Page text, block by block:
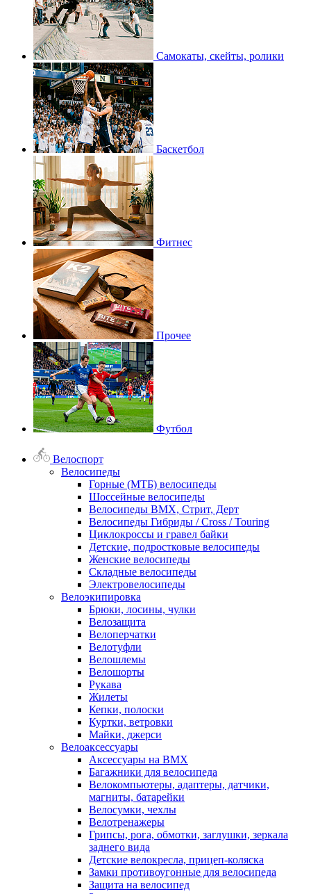
Самокаты, скейты, ролики
Баскетбол
Фитнес
Прочее
Футбол
Велоспорт
Велосипеды
Горные (МТБ) велосипеды
Шоссейные велосипеды
Велосипеды BMX, Стрит, Дерт
Велосипеды Гибриды / Cross / Touring
Циклокроссы и гравел байки
Детские, подростковые велосипеды
Женские велосипеды
Складные велосипеды
Электровелосипеды
Велоэкипировка
Брюки, лосины, чулки
Велозащита
Велоперчатки
Велотуфли
Велошлемы
Велошорты
Рукава
Жилеты
Кепки, полоски
Куртки, ветровки
Майки, джерси
Велоаксессуары
Аксессуары на BMX
Багажники для велосипеда
Велокомпьютеры, адаптеры, датчики,
магниты, батарейки
Велосумки, чехлы
Велотренажеры
Грипсы, рога, обмотки, заглушки, зеркала
заднего вида
Детские велокресла, прицеп-коляска
Замки противоугонные для велосипеда
Защита на велосипед